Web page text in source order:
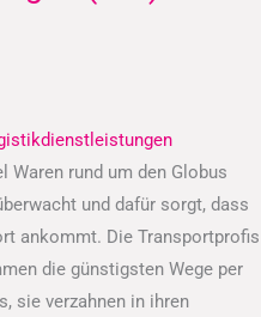
Waren rund um den Globus
und dafür sorgt, dass
ankommt. Die Transportprofis
die günstigsten Wege per
sie verzahnen in ihren